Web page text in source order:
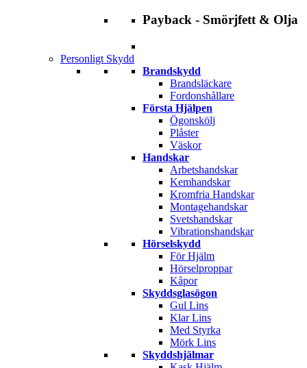
Payback - Smörjfett & Olja
Personligt Skydd
Brandskydd
Brandsläckare
Fordonshållare
Första Hjälpen
Ögonskölj
Plåster
Väskor
Handskar
Arbetshandskar
Kemhandskar
Kromfria Handskar
Montagehandskar
Svetshandskar
Vibrationshandskar
Hörselskydd
För Hjälm
Hörselproppar
Kåpor
Skyddsglasögon
Gul Lins
Klar Lins
Med Styrka
Mörk Lins
Skyddshjälmar